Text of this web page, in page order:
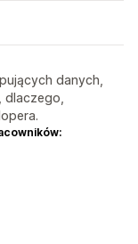
danych,
dlaczego,